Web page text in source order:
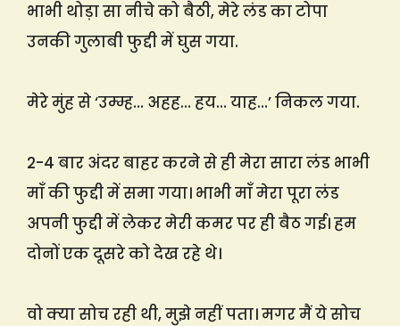
भाभी थोड़ा सा नीचे को बैठी, मेरे लंड का टोपा
उनकी गुलाबी फुद्दी में घुस गया.
मेरे मुंह से ‘उम्म्ह… अहह… हय… याह…’ निकल गया.
2-4 बार अंदर बाहर करने से ही मेरा सारा लंड भाभी
माँ की फुद्दी में समा गया। भाभी माँ मेरा पूरा लंड
अपनी फुद्दी में लेकर मेरी कमर पर ही बैठ गई। हम
दोनों एक दूसरे को देख रहे थे।
वो क्या सोच रही थी, मुझे नहीं पता। मगर मैं ये सोच